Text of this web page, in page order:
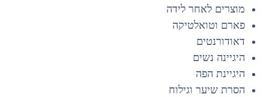
מוצרים לאחר לידה
פארם וטואלטיקה
דאודורנטים
היגיינה נשים
היגיינת הפה
הסרת שיער וגילוח